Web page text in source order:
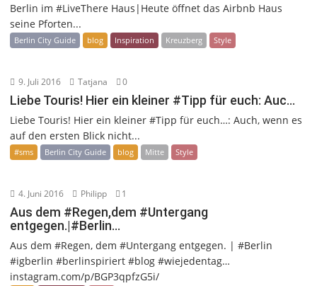
Berlin im #LiveThere Haus|Heute öffnet das Airbnb Haus
seine Pforten...
Berlin City Guide blog Inspiration Kreuzberg Style
9. Juli 2016 Tatjana 0
Liebe Touris! Hier ein kleiner #Tipp für euch: Auc…
Liebe Touris! Hier ein kleiner #Tipp für euch…: Auch, wenn es
auf den ersten Blick nicht...
#sms Berlin City Guide blog Mitte Style
4. Juni 2016 Philipp 1
Aus dem #Regen,dem #Untergang
entgegen.|#Berlin…
Aus dem #Regen, dem #Untergang entgegen. | #Berlin
#igberlin #berlinspiriert #blog #wiejedentag…
instagram.com/p/BGP3qpfzG5i/